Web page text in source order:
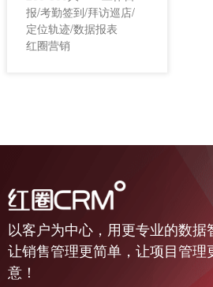
门头以及产品陈列的照
片，保证了数据采集的
真实性。
报/考勤签到/拜访巡店/
定位轨迹/数据报表
红圈营销
以客户为中心，用更专业的数据
让销售管理更简单，让项目管理
意！